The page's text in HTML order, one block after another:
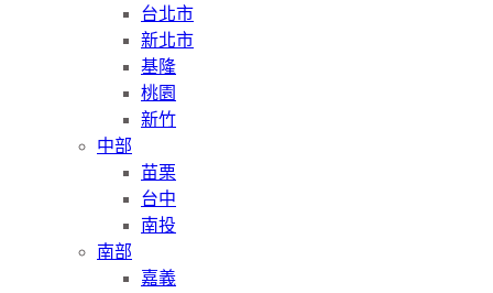
台北市
新北市
基隆
桃園
新竹
中部
苗栗
台中
南投
南部
嘉義